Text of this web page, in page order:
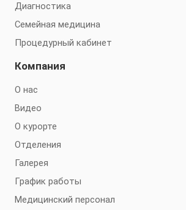
Диагностика
Семейная медицина
Процедурный кабинет
Компания
О нас
Видео
О курорте
Отделения
Галерея
График работы
Медицинский персонал